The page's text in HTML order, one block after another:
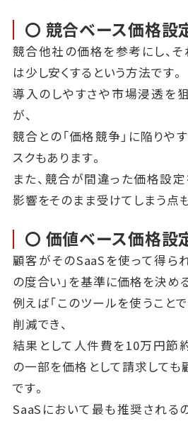
〇 競合ベース価格設
競合他社の価格を参考にし、そ
は少し安くするという方法です。
導入のしやすさや市場浸透を
が、
競合との「価格競争」に陥りや
スクもあります。
また、競合が間違った価格設
影響をそのまま受けてしまう点
〇 価値ベース価格設
顧客がそのSaaSを使って得ら
の度合い」を基準に価格を決め
例えば「このツールを使うこと
削減でき、
結果として人件費を10万円節
の一部を価格として請求して
です。
SaaSにおいて最も推奨される